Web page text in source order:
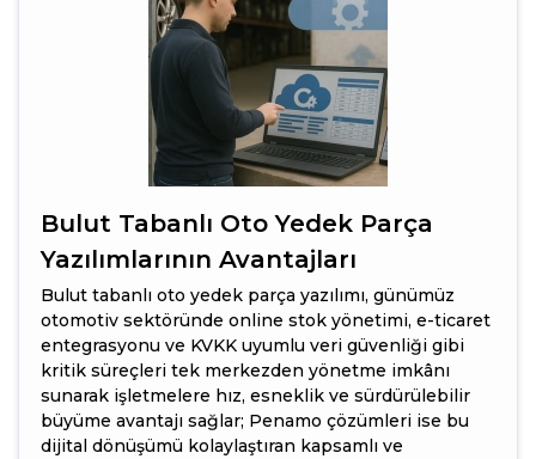
Bulut Tabanlı Oto Yedek Parça
Yazılımlarının Avantajları
Bulut tabanlı oto yedek parça yazılımı, günümüz
otomotiv sektöründe online stok yönetimi, e-ticaret
entegrasyonu ve KVKK uyumlu veri güvenliği gibi
kritik süreçleri tek merkezden yönetme imkânı
sunarak işletmelere hız, esneklik ve sürdürülebilir
büyüme avantajı sağlar; Penamo çözümleri ise bu
dijital dönüşümü kolaylaştıran kapsamlı ve